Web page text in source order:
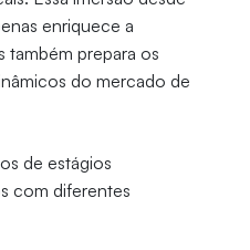
enriquece a
também prepara os
do mercado de
de estágios
com diferentes